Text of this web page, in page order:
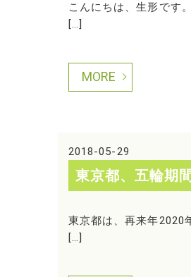
こんにちは、生形です
[…]
MORE
2018-05-29
東京都、五輪期
東京都は、再来年2020
[…]